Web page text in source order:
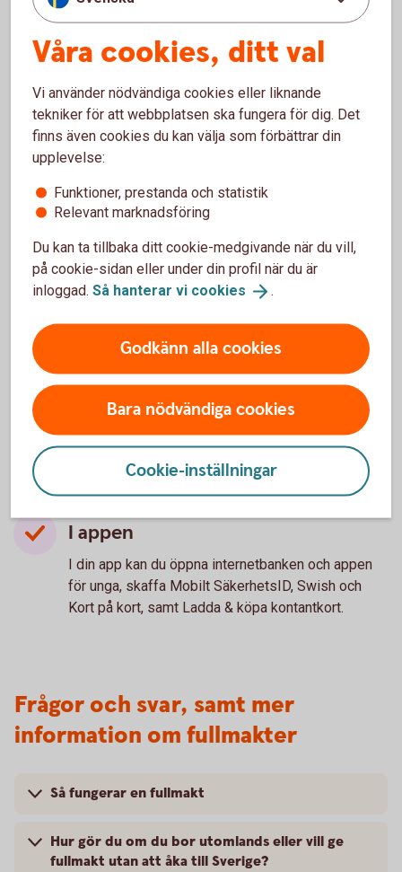
som muntlig fullmakt.
Engångsfullmakt mellan förmyndare (pdf)
Var kan du som förmyndare öppna
banktjänster?
På ett bankkontor
På ett kontor kan du öppna konton, skaffa bankkort,
internetbanken och appen för unga. För att skaffa
Mobilt BankID behöver ditt barn följa med och ha
med sig ID-kort, samt den mobila enhet där BankID
Via Digitala kontoret
Hos Digitala kontoret på
0771-23 00 23
(personlig service) kan du beställa bankkort och
ändra dispositionsrätt på barnets konto. Öppet
mån-fre 8-18.
I appen
I din app kan du öppna internetbanken och appen
för unga, skaffa Mobilt SäkerhetsID, Swish och
Kort på kort, samt Ladda & köpa kontantkort.
Frågor och svar, samt mer
information om fullmakter
Så fungerar en fullmakt
Hur gör du om du bor utomlands eller vill ge
fullmakt utan att åka till Sverige?
Våra cookies, ditt val
Vi använder nödvändiga cookies eller liknande
tekniker för att webbplatsen ska fungera för dig. Det
finns även cookies du kan välja som förbättrar din
upplevelse:
Funktioner, prestanda och statistik
Relevant marknadsföring
Du kan ta tillbaka ditt cookie-medgivande när du vill,
på cookie-sidan eller under din profil när du är
inloggad. Så hanterar vi cookies .
Godkänn alla cookies
Bara nödvändiga cookies
Cookie-inställningar